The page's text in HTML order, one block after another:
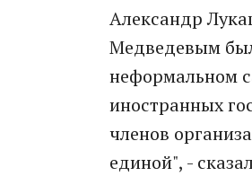
Александр
Медведевым
неформальном
иностранных
членов
единой", -